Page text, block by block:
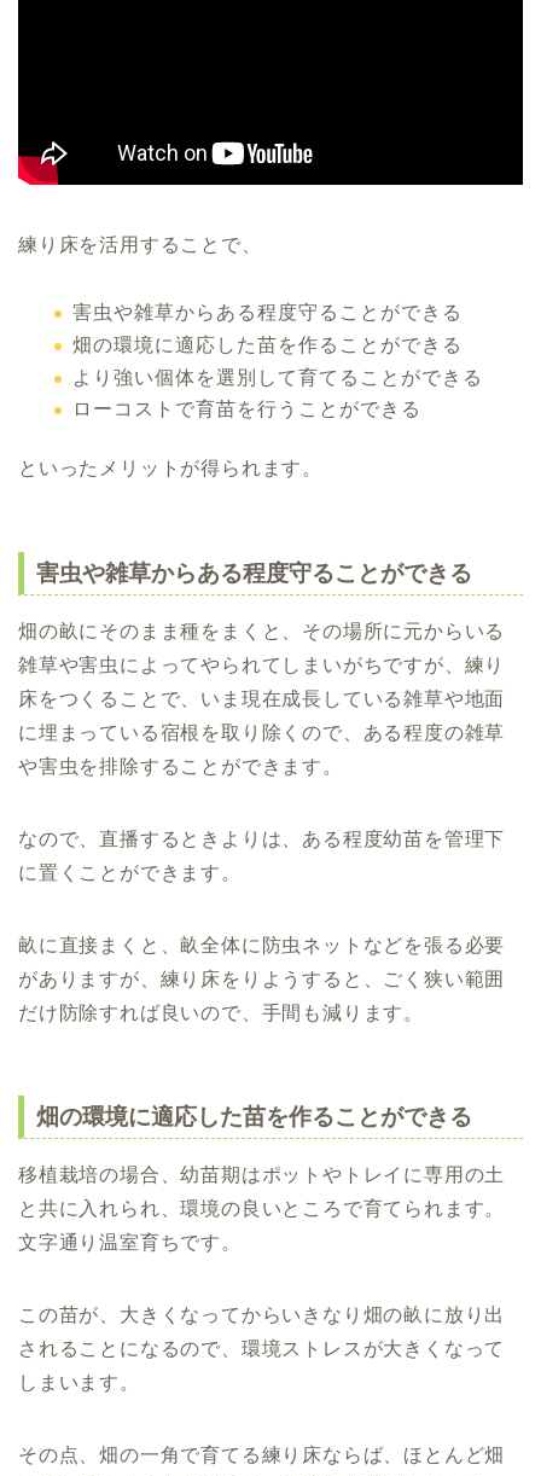
練り床を活用することで、
害虫や雑草からある程度守ることができる
畑の環境に適応した苗を作ることができる
より強い個体を選別して育てることができる
ローコストで育苗を行うことができる
といったメリットが得られます。
害虫や雑草からある程度守ることができる
畑の畝にそのまま種をまくと、その場所に元からいる
雑草や害虫によってやられてしまいがちですが、練り
床をつくることで、いま現在成長している雑草や地面
に埋まっている宿根を取り除くので、ある程度の雑草
や害虫を排除することができます。
なので、直播するときよりは、ある程度幼苗を管理下
に置くことができます。
畝に直接まくと、畝全体に防虫ネットなどを張る必要
がありますが、練り床をりようすると、ごく狭い範囲
だけ防除すれば良いので、手間も減ります。
畑の環境に適応した苗を作ることができる
移植栽培の場合、幼苗期はポットやトレイに専用の土
と共に入れられ、環境の良いところで育てられます。
文字通り温室育ちです。
この苗が、大きくなってからいきなり畑の畝に放り出
されることになるので、環境ストレスが大きくなって
しまいます。
その点、畑の一角で育てる練り床ならば、ほとんど畑